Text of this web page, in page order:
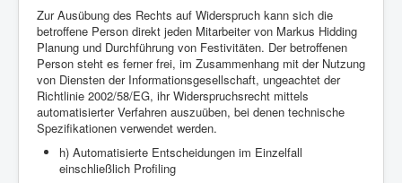
Zur Ausübung des Rechts auf Widerspruch kann sich die
betroffene Person direkt jeden Mitarbeiter von Markus Hidding
Planung und Durchführung von Festivitäten. Der betroffenen
Person steht es ferner frei, im Zusammenhang mit der Nutzung
von Diensten der Informationsgesellschaft, ungeachtet der
Richtlinie 2002/58/EG, ihr Widerspruchsrecht mittels
automatisierter Verfahren auszuüben, bei denen technische
Spezifikationen verwendet werden.
h) Automatisierte Entscheidungen im Einzelfall
einschließlich Profiling